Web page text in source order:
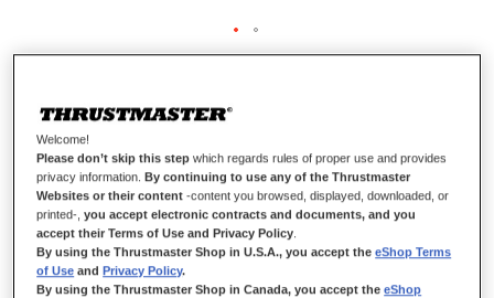
FERRARI SF1000 USB CABLE
OP VOORRAAD
USB-C naar USB-A-kabel
€ 14,99
Welcome!
Please don’t skip this step which regards rules of proper use and provides
privacy information. By continuing to use any of the Thrustmaster
Websites or their content -content you browsed, displayed, downloaded, or
printed-,you accept electronic contracts and documents, and you
accept their Terms of Use and Privacy Policy.
By using the Thrustmaster Shop in U.S.A., you accept theeShop Terms
of Use and Privacy Policy.
By using the Thrustmaster Shop in Canada, you accept theeShop